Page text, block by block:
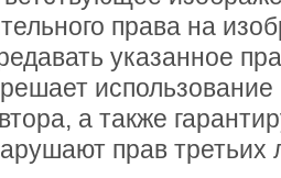
права на
указанное
а также
прав третьих